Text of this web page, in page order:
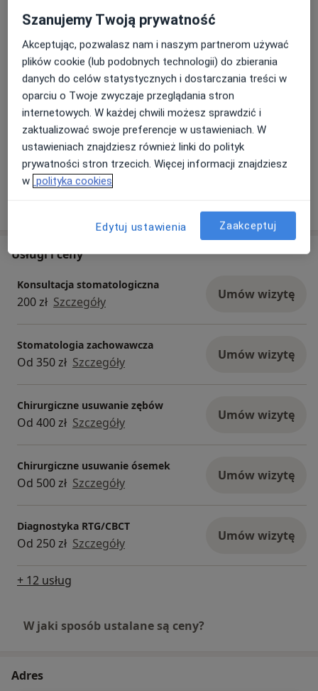
i protez, a także planowanie oraz przeprowadzanie
leczenia implantologicznego.
Priorytetem jest precyzja leczenia, komfort pacjenta
oraz osiąganie trwałych i estetycznych efektów
terapeutycznych.
więcejO mnie
Rodzaje konsultacji
StacjonarneZobacz lokalizacje (1)
o doświadczeniu
Usługi i ceny
Konsultacja stomatologiczna
200 zł Szczegóły Umów wizytę
Stomatologia zachowawcza
Od 350 zł Szczegóły Umów wizytę
Chirurgiczne usuwanie zębów
Od 400 zł Szczegóły Umów wizytę
Chirurgiczne usuwanie ósemek
Od 500 zł Szczegóły Umów wizytę
Diagnostyka RTG/CBCT
Od 250 zł Szczegóły Umów wizytę
+ 12 usług
W jaki sposób ustalane są ceny?
Adres
Szanujemy Twoją prywatność
Akceptując, pozwalasz nam i naszym partnerom używać
plików cookie (lub podobnych technologii) do zbierania
danych do celów statystycznych i dostarczania treści w
oparciu o Twoje zwyczaje przeglądania stron
internetowych. W każdej chwili możesz sprawdzić i
zaktualizować swoje preferencje w ustawieniach. W
ustawieniach znajdziesz również linki do polityk
prywatności stron trzecich. Więcej informacji znajdziesz
w polityka cookies
Edytuj ustawienia Zaakceptuj